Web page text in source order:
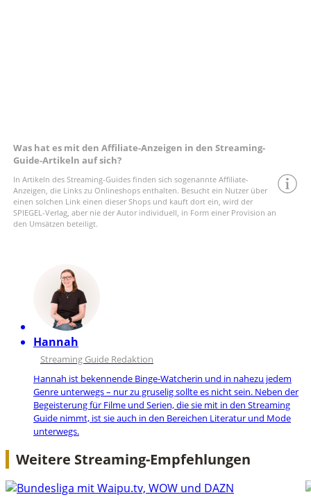
Was hat es mit den Affiliate-Anzeigen in den Streaming-
Guide-Artikeln auf sich?
In Artikeln des Streaming-Guides finden sich sogenannte Affiliate-
Anzeigen, die Links zu Onlineshops enthalten. Besucht ein Nutzer über
einen solchen Link einen dieser Shops und kauft dort ein, wird der
SPIEGEL-Verlag, aber nie der Autor individuell, in Form einer Provision an
den Umsätzen beteiligt.
Hannah
Streaming Guide Redaktion
Hannah ist bekennende Binge-Watcherin und in nahezu jedem
Genre unterwegs – nur zu gruselig sollte es nicht sein. Neben der
Begeisterung für Filme und Serien, die sie mit in den Streaming
Guide nimmt, ist sie auch in den Bereichen Literatur und Mode
unterwegs.
Weitere Streaming-Empfehlungen